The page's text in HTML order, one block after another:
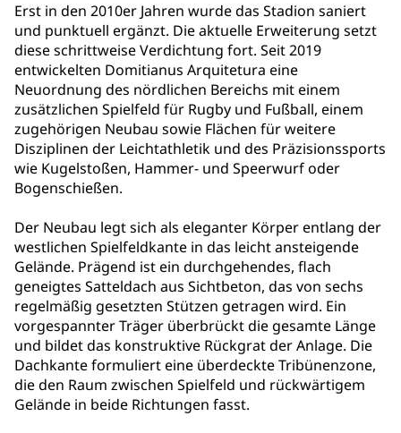
Erst in den 2010er Jahren wurde das Stadion saniert
und punktuell ergänzt. Die aktuelle Erweiterung setzt
diese schrittweise Verdichtung fort. Seit 2019
entwickelten Domitianus Arquitetura eine
Neuordnung des nördlichen Bereichs mit einem
zusätzlichen Spielfeld für Rugby und Fußball, einem
zugehörigen Neubau sowie Flächen für weitere
Disziplinen der Leichtathletik und des Präzisionssports
wie Kugelstoßen, Hammer- und Speerwurf oder
Bogenschießen.
Der Neubau legt sich als eleganter Körper entlang der
westlichen Spielfeldkante in das leicht ansteigende
Gelände. Prägend ist ein durchgehendes, flach
geneigtes Satteldach aus Sichtbeton, das von sechs
regelmäßig gesetzten Stützen getragen wird. Ein
vorgespannter Träger überbrückt die gesamte Länge
und bildet das konstruktive Rückgrat der Anlage. Die
Dachkante formuliert eine überdeckte Tribünenzone,
die den Raum zwischen Spielfeld und rückwärtigem
Gelände in beide Richtungen fasst.